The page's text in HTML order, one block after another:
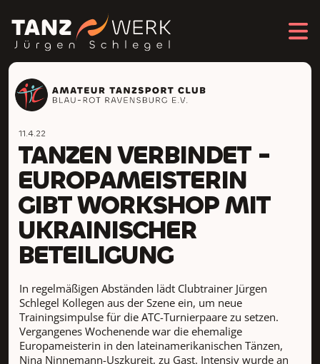
11.4.22
TANZEN VERBINDET -
EUROPAMEISTERIN
GIBT WORKSHOP MIT
UKRAINISCHER
BETEILIGUNG
In regelmäßigen Abständen lädt Clubtrainer Jürgen
Schlegel Kollegen aus der Szene ein, um neue
Trainingsimpulse für die ATC-Turnierpaare zu setzen.
Vergangenes Wochenende war die ehemalige
Europameisterin in den lateinamerikanischen Tänzen,
Nina Ninnemann-Uszkureit, zu Gast. Intensiv wurde an